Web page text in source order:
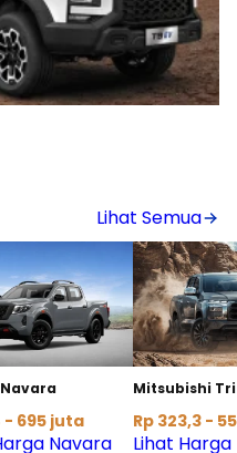
Lihat Semua
- 695 juta
Navara
Mitsubishi
Rp 323,3 -
Lihat